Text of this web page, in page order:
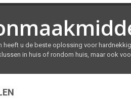
heeft u de beste oplossing voor
in huis of rondom huis, maar ook